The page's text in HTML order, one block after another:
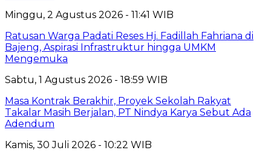
Minggu, 2 Agustus 2026 - 11:41 WIB
Ratusan Warga Padati Reses Hj. Fadillah Fahriana di
Bajeng, Aspirasi Infrastruktur hingga UMKM
Mengemuka
Sabtu, 1 Agustus 2026 - 18:59 WIB
Masa Kontrak Berakhir, Proyek Sekolah Rakyat
Takalar Masih Berjalan, PT Nindya Karya Sebut Ada
Adendum
Kamis, 30 Juli 2026 - 10:22 WIB